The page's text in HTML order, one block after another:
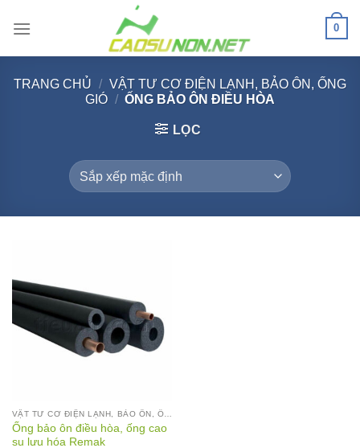
qua
0
TRANG CHỦ / VẬT TƯ CƠ ĐIỆN LẠNH, BẢO ÔN, ỐNG
GIÓ / ỐNG BẢO ÔN ĐIỀU HÒA
LỌC
Ống bảo ôn điều hòa, ống cao
su lưu hóa Remak